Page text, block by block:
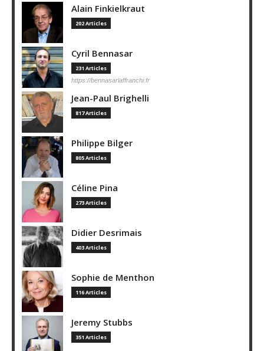
Alain Finkielkraut
202 Articles
Cyril Bennasar
231 Articles
https://bennasarlaffranchi.fr
Jean-Paul Brighelli
817 Articles
Philippe Bilger
805 Articles
Céline Pina
273 Articles
Didier Desrimais
403 Articles
Sophie de Menthon
116 Articles
Jeremy Stubbs
351 Articles